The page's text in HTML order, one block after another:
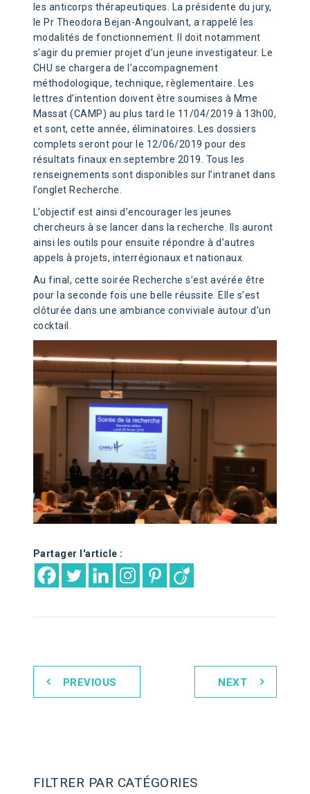
les anticorps thérapeutiques. La présidente du jury,
le Pr Theodora Bejan-Angoulvant, a rappelé les
modalités de fonctionnement. Il doit notamment
s’agir du premier projet d’un jeune investigateur. Le
CHU se chargera de l’accompagnement
méthodologique, technique, règlementaire. Les
lettres d’intention doivent être soumises à Mme
Massat (CAMP) au plus tard le 11/04/2019 à 13h00,
et sont, cette année, éliminatoires. Les dossiers
complets seront pour le 12/06/2019 pour des
résultats finaux en septembre 2019. Tous les
renseignements sont disponibles sur l’intranet dans
l’onglet Recherche.
L’objectif est ainsi d’encourager les jeunes
chercheurs à se lancer dans la recherche. Ils auront
ainsi les outils pour ensuite répondre à d’autres
appels à projets, interrégionaux et nationaux.
Au final, cette soirée Recherche s’est avérée être
pour la seconde fois une belle réussite. Elle s’est
clôturée dans une ambiance conviviale autour d’un
cocktail.
Partager l'article :
PREVIOUS NEXT
FILTRER PAR CATÉGORIES